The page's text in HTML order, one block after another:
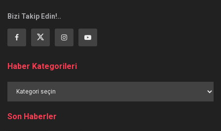
Bizi Takip Edin!..
Haber Kategorileri
Kategorileri
Son Haberler